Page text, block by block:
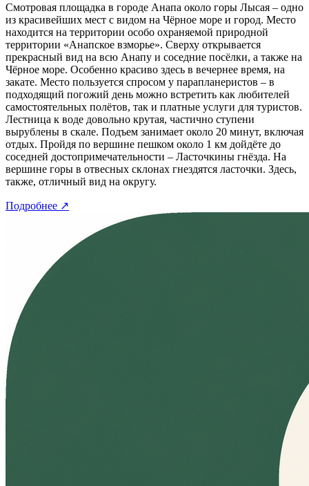
Смотровая площадка в городе Анапа около горы Лысая – одно
из красивейших мест с видом на Чёрное море и город. Место
находится на территории особо охраняемой природной
территории «Анапское взморье». Сверху открывается
прекрасный вид на всю Анапу и соседние посёлки, а также на
Чёрное море. Особенно красиво здесь в вечернее время, на
закате. Место пользуется спросом у парапланеристов – в
подходящий погожий день можно встретить как любителей
самостоятельных полётов, так и платные услуги для туристов.
Лестница к воде довольно крутая, частично ступени
вырублены в скале. Подъем занимает около 20 минут, включая
отдых. Пройдя по вершине пешком около 1 км дойдёте до
соседней достопримечательности – Ласточкины гнёзда. На
вершине горы в отвесных склонах гнездятся ласточки. Здесь,
также, отличный вид на округу.
Подробнее ↗